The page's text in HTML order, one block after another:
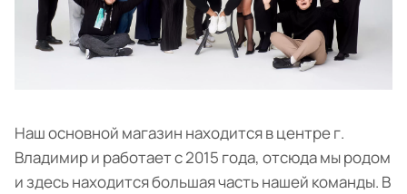
Наш основной магазин находится в центре г.
Владимир и работает с 2015 года, отсюда мы родом
и здесь находится большая часть нашей команды. В